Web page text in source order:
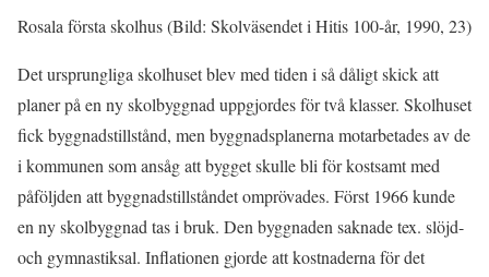
Rosala första skolhus (Bild: Skolväsendet i Hitis 100-år, 1990, 23)
Det ursprungliga skolhuset blev med tiden i så dåligt skick att
planer på en ny skolbyggnad uppgjordes för två klasser. Skolhuset
fick byggnadstillstånd, men byggnadsplanerna motarbetades av de
i kommunen som ansåg att bygget skulle bli för kostsamt med
påföljden att byggnadstillståndet omprövades. Först 1966 kunde
en ny skolbyggnad tas i bruk. Den byggnaden saknade tex. slöjd-
och gymnastiksal. Inflationen gjorde att kostnaderna för det